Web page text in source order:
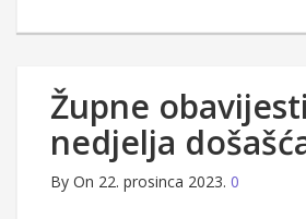
Župne
nedjelja
By On 22. prosinca 2023. 0